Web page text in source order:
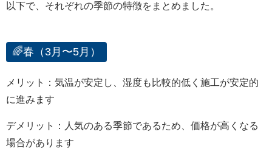
以下で、それぞれの季節の特徴をまとめました。
🌈春（3月〜5月）
メリット：気温が安定し、湿度も比較的低く施工が安定的
に進みます
デメリット：人気のある季節であるため、価格が高くなる
場合があります